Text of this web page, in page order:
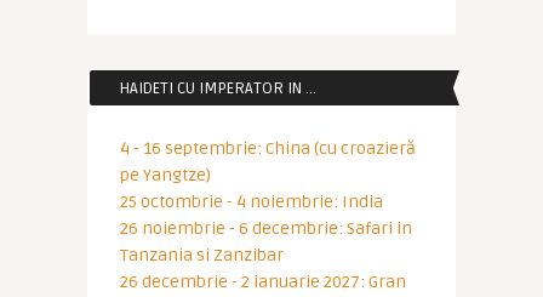
HAIDETI CU IMPERATOR IN …
4 - 16 septembrie: China (cu croazieră
pe Yangtze)
25 octombrie - 4 noiembrie: India
26 noiembrie - 6 decembrie: Safari in
Tanzania si Zanzibar
26 decembrie - 2 ianuarie 2027: Gran